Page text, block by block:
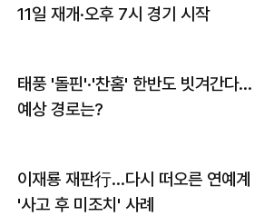
11일 재개·오후 7시 경기 시작
태풍 '돌핀'·'찬홈' 한반도 빗겨간다…
예상 경로는?
이재룡 재판行…다시 떠오른 연예계
'사고 후 미조치' 사례